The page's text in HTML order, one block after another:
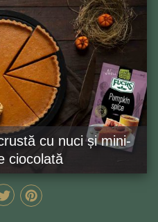
cu nuci și mini-
ciocolată
GĂTEȘTE ACUM